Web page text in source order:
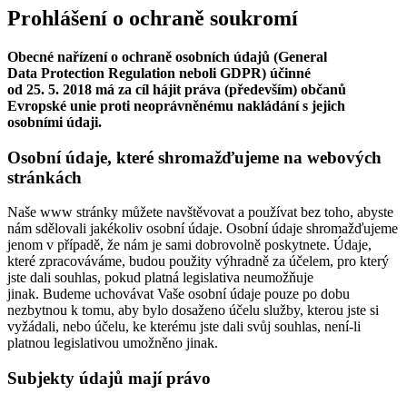
Prohlášení o ochraně soukromí
Obecné nařízení o ochraně osobních údajů (General
Data Protection Regulation neboli GDPR) účinné
od 25. 5. 2018 má za cíl hájit práva (především) občanů
Evropské unie proti neoprávněnému nakládání s jejich
osobními údaji.
Osobní údaje, které shromažďujeme na webových
stránkách
Naše www stránky můžete navštěvovat a používat bez toho, abyste
nám sdělovali jakékoliv osobní údaje. Osobní údaje shromažďujeme
jenom v případě, že nám je sami dobrovolně poskytnete. Údaje,
které zpracováváme, budou použity výhradně za účelem, pro který
jste dali souhlas, pokud platná legislativa neumožňuje
jinak. Budeme uchovávat Vaše osobní údaje pouze po dobu
nezbytnou k tomu, aby bylo dosaženo účelu služby, kterou jste si
vyžádali, nebo účelu, ke kterému jste dali svůj souhlas, není-li
platnou legislativou umožněno jinak.
Subjekty údajů mají právo